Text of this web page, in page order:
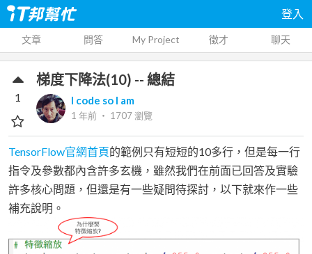
登入
文章 問答 My Project 徵才 聊天
梯度下降法(10) -- 總結
I code so I am
1 年前 ‧ 1707瀏覽
1
TensorFlow官網首頁的範例只有短短的10多行，但是每一行
指令及參數都內含許多玄機，雖然我們在前面已回答及實驗
許多核心問題，但還是有一些疑問待探討，以下就來作一些
補充說明。